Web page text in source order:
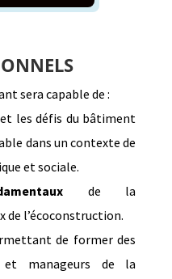
sera capable de :
les défis du bâtiment
dans un contexte de
et sociale.
de la
de l’écoconstruction.
de former des
et manageurs de la